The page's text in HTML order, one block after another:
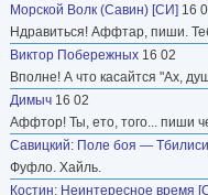
Морской Волк (Савин) [СИ] 16
Ндравиться! Аффтар, пиши.
Виктор Побережных 16 02
Вполне! А что касайтся "Ах,
Димыч 16 02
Аффтор! Ты, ето, того... пиши
Савицкий: Поле боя — Тбилиси
Фуфло. Хайль.
Костин: Неинтересное время